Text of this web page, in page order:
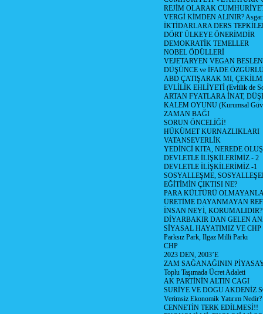
REJİM OLARAK
VERGİ KİMDEN ALINIR?
İKTİDARLARA DERS
DÖRT ÜLKEYE ÖNERİMDİR
DEMOKRATİK TEMELLER
NOBEL ÖDÜLLERİ
VEJETARYEN VEGAN
DÜŞÜNCE ve İFADE
ABD ÇATIŞARAK MI,
EVLİLİK EHLİYETİ (Evlilik de
ARTAN FYATLARA İNAT,
KALEM OYUNU (Kurumsal
ZAMAN BAĞI
SORUN ÖNCELİĞİ!
HÜKÜMET KURNAZLIKLARI
VATANSEVERLİK
YEDİNCİ KITA, NEREDE
DEVLETLE İLİŞKİLERİMİZ - 2
DEVLETLE İLİŞKİLERİMİZ -1
SOSYALLEŞME,
EĞİTİMİN ÇIKTISI NE?
PARA KÜLTÜRÜ
ÜRETİME DAYANMAYAN
İNSAN NEYİ, KORUMALIDIR?
DİYARBAKIR DAN GELEN
SİYASAL HAYATIMIZ VE CHP
Parksız Park, Ilgaz Milli Parkı
CHP
2023 DEN, 2003’E
ZAM SAĞANAĞININ
Toplu Taşımada Ücret Adaleti
AK PARTİNİN ALTIN CAGI
SURİYE VE DOGU AKDENİZ
Verimsiz Ekonomik Yatırım Nedir?
CENNETİN TERK EDİLMESİ!!